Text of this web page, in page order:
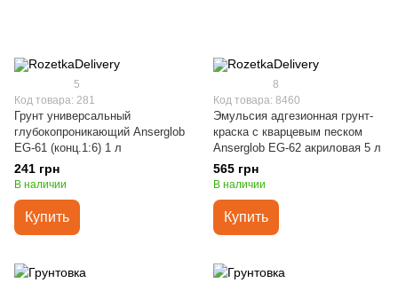
5
Код товара: 281
Грунт универсальный
глубокопроникающий Anserglob
EG-61 (конц.1:6) 1 л
241 грн
В наличии
Купить
8
Код товара: 8460
Эмульсия адгезионная грунт-
краска с кварцевым песком
Anserglob EG-62 акриловая 5 л
565 грн
В наличии
Купить